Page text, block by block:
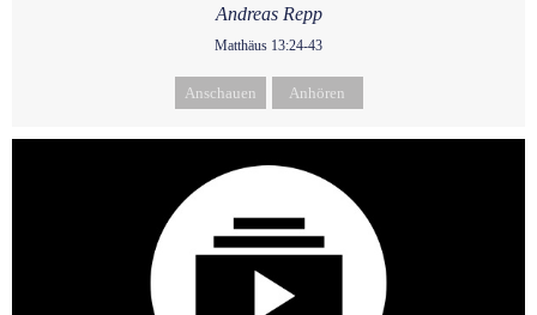
Andreas Repp
Matthäus 13:24-43
Anschauen Anhören